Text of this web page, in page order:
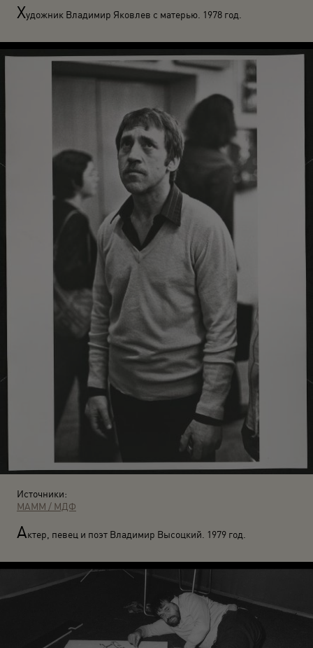
Художник Владимир Яковлев с матерью. 1978 год.
Источники:
МАММ / МДФ
Актер, певец и поэт Владимир Высоцкий. 1979 год.